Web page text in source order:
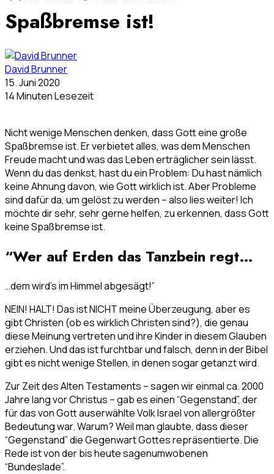
Spaßbremse ist!
David Brunner
15. Juni 2020
14 Minuten Lesezeit
Nicht wenige Menschen denken, dass Gott eine große
Spaßbremse ist. Er verbietet alles, was dem Menschen
Freude macht und was das Leben erträglicher sein lässt.
Wenn du das denkst, hast du ein Problem: Du hast nämlich
keine Ahnung davon, wie Gott wirklich ist. Aber Probleme
sind dafür da, um gelöst zu werden – also lies weiter! Ich
möchte dir sehr, sehr gerne helfen, zu erkennen, dass Gott
keine Spaßbremse ist.
“Wer auf Erden das Tanzbein regt…
…dem wird’s im Himmel abgesägt!”
NEIN! HALT! Das ist NICHT meine Überzeugung, aber es
gibt Christen (ob es wirklich Christen sind?), die genau
diese Meinung vertreten und ihre Kinder in diesem Glauben
erziehen. Und das ist furchtbar und falsch, denn in der Bibel
gibt es nicht wenige Stellen, in denen sogar getanzt wird.
Zur Zeit des Alten Testaments – sagen wir einmal ca. 2000
Jahre lang vor Christus – gab es einen “Gegenstand”, der
für das von Gott auserwählte Volk Israel von allergrößter
Bedeutung war. Warum? Weil man glaubte, dass dieser
“Gegenstand” die Gegenwart Gottes repräsentierte. Die
Rede ist von der bis heute sagenumwobenen
“Bundeslade”.